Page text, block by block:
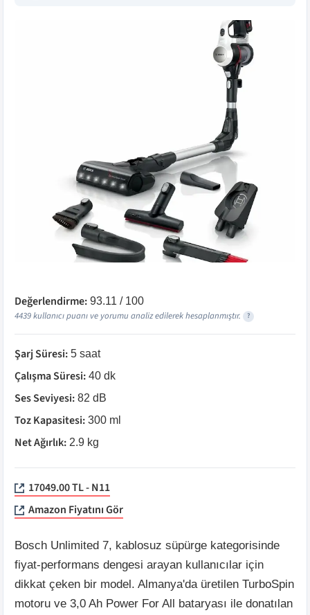
Değerlendirme: 93.11 / 100
4439kullanıcı puanı ve yorumu analiz edilerek hesaplanmıştır. ?
Şarj Süresi: 5 saat
Çalışma Süresi: 40 dk
Ses Seviyesi: 82 dB
Toz Kapasitesi: 300 ml
Net Ağırlık: 2.9 kg
17049.00 TL - N11
Amazon Fiyatını Gör
Bosch Unlimited 7, kablosuz süpürge kategorisinde
fiyat-performans dengesi arayan kullanıcılar için
dikkat çeken bir model. Almanya'da üretilen TurboSpin
motoru ve 3,0 Ah Power For All bataryası ile donatılan